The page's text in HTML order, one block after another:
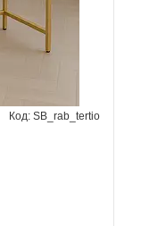
SB_rab_tertio